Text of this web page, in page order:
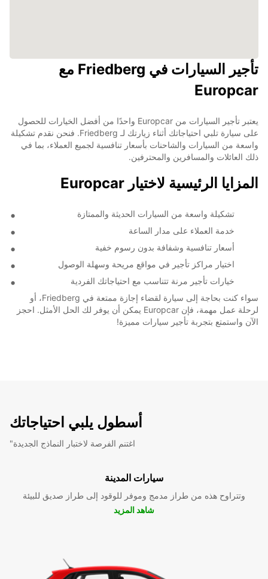
تأجير السيارات في Friedberg مع
Europcar
يعتبر تأجير السيارات من Europcar واحدًا من أفضل الخيارات للحصول
على سيارة تلبي احتياجاتك أثناء زيارتك لـ Friedberg. فنحن نقدم تشكيلة
واسعة من السيارات والشاحنات بأسعار تنافسية لجميع العملاء، بما في
ذلك العائلات والمسافرين والمحترفين.
المزايا الرئيسية لاختيار Europcar
تشكيلة واسعة من السيارات الحديثة والممتازة
خدمة العملاء على مدار الساعة
أسعار تنافسية وشفافة بدون رسوم خفية
اختيار مراكز تأجير في مواقع مريحة وسهلة الوصول
خيارات تأجير مرنة تتناسب مع احتياجاتك الفردية
سواء كنت بحاجة إلى سيارة لقضاء إجازة ممتعة في Friedberg، أو
لرحلة عمل مهمة، فإن Europcar يمكن أن يوفر لك الحل الأمثل. احجز
الآن واستمتع بتجربة تأجير سيارات مميزة!
أسطول يلبي احتياجاتك
"اغتنم الفرصة لاختبار النماذج الجديدة
سيارات المدينة
وتتراوح هذه من طراز مدمج وموفر للوقود إلى طراز صديق للبيئة
شاهد المزيد